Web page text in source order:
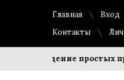
Главная Вход
Контакты
Соблюдение простых